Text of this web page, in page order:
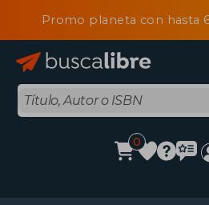
Promo planeta con hasta
0